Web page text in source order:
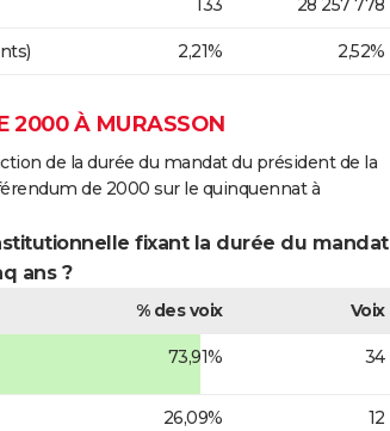
133 28 257 778
2,21% 2,52%
2000 À MURASSON
de la durée du mandat du président de la
de 2000 sur le quinquennat à
fixant la durée du mandat
ans ?
% des voix
Voix
73,91% 34
26,09% 12